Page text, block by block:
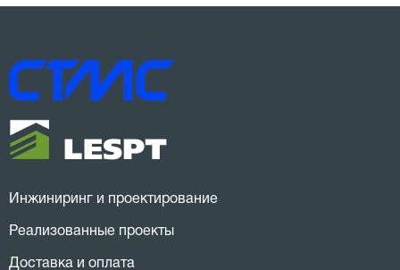
Инжиниринг и проектирование
Реализованные проекты
Доставка и оплата